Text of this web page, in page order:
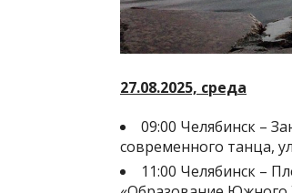
27.08.2025, среда
09:00 Челябинск –
современного танца,
11:00 Челябинск –